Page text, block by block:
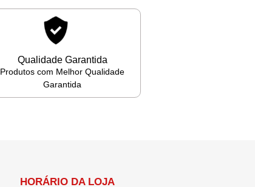
Qualidade Garantida
Produtos com Melhor Qualidade
Garantida
HORÁRIO DA LOJA